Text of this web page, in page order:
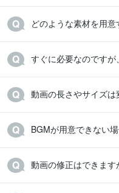
どのような素材を用
すぐに必要なのですが
動画の長さやサイズは
BGMが用意できない
動画の修正はできます